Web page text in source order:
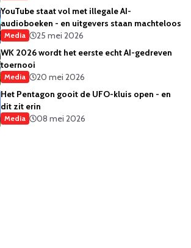
YouTube staat vol met illegale AI-
audioboeken - en uitgevers staan machteloos
Media
25 mei 2026
WK 2026 wordt het eerste echt AI-gedreven
toernooi
Media
20 mei 2026
Het Pentagon gooit de UFO-kluis open - en
dit zit erin
Media 08 mei 2026